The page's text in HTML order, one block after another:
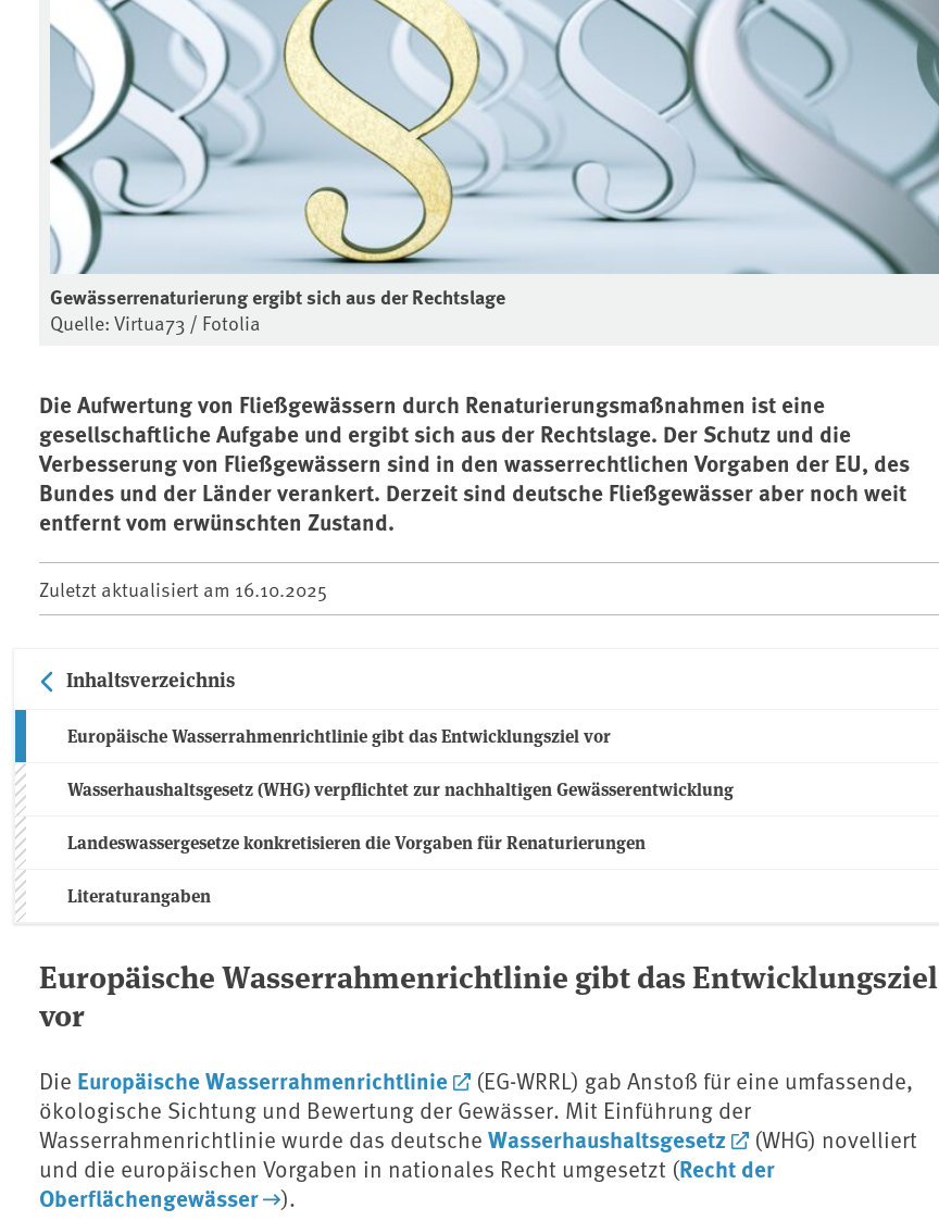
Gewässerrenaturierung ergibt sich aus der Rechtslage
Quelle: Virtua73 / Fotolia
Die Aufwertung von Fließgewässern durch Renaturierungsmaßnahmen ist eine
gesellschaftliche Aufgabe und ergibt sich aus der Rechtslage. Der Schutz und die
Verbesserung von Fließgewässern sind in den wasserrechtlichen Vorgaben der EU, des
Bundes und der Länder verankert. Derzeit sind deutsche Fließgewässer aber noch weit
entfernt vom erwünschten Zustand.
Zuletzt aktualisiert am 16.10.2025
Inhaltsverzeichnis
Europäische Wasserrahmenrichtlinie gibt das Entwicklungsziel vor
Wasserhaushaltsgesetz (WHG) verpflichtet zur nachhaltigen Gewässerentwicklung
Landeswassergesetze konkretisieren die Vorgaben für Renaturierungen
Literaturangaben
Europäische Wasserrahmenrichtlinie gibt das Entwicklungsziel
vor
Die Europäische Wasserrahmenrichtlinie
(EG-WRRL) gab Anstoß für eine umfassende,
ökologische Sichtung und Bewertung der Gewässer. Mit Einführung der
Wasserrahmenrichtlinie wurde das deutsche Wasserhaushaltsgesetz
(WHG) novelliert
und die europäischen Vorgaben in nationales Recht umgesetzt (Recht der
Oberflächengewässer
).